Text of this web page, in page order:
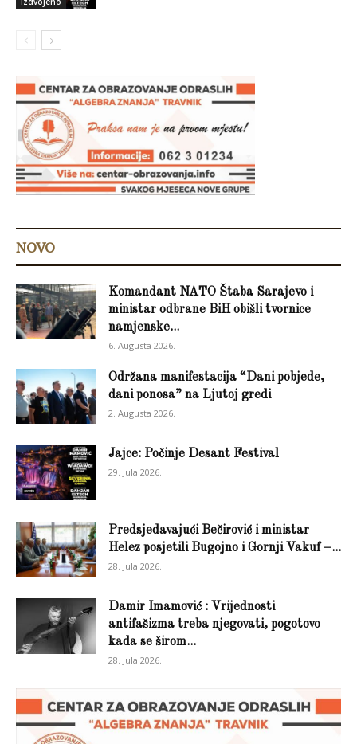
NOVO
Komandant NATO Štaba Sarajevo i
ministar odbrane BiH obišli tvornice
namjenske...
6. Augusta 2026.
Održana manifestacija “Dani pobjede,
dani ponosa” na Ljutoj gredi
2. Augusta 2026.
Jajce: Počinje Desant Festival
29. Jula 2026.
Predsjedavajući Bečirović i ministar
Helez posjetili Bugojno i Gornji Vakuf –...
28. Jula 2026.
Damir Imamović : Vrijednosti
antifašizma treba njegovati, pogotovo
kada se širom...
28. Jula 2026.